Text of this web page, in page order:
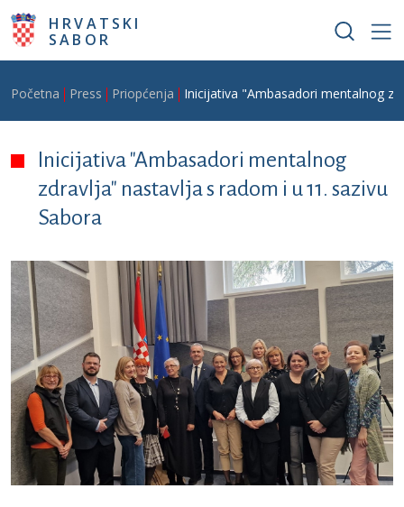
Skoči na glavni sadržaj
HRVATSKI
SABOR
Breadcrumb
Početna Press Priopćenja Inicijativa "Ambasadori mentalnog
Inicijativa "Ambasadori mentalnog
zdravlja" nastavlja s radom i u 11. sazivu
Sabora